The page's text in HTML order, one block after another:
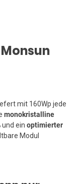
mit 160Wp jede
monokristalline
und einoptimierter
Modul